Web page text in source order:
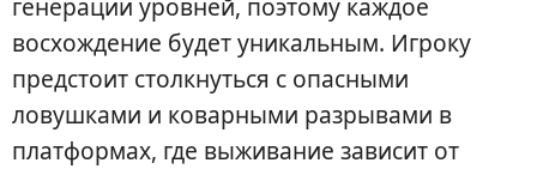
генерации уровней, поэтому каждое
восхождение будет уникальным. Игроку
предстоит столкнуться с опасными
ловушками и коварными разрывами в
платформах, где выживание зависит от